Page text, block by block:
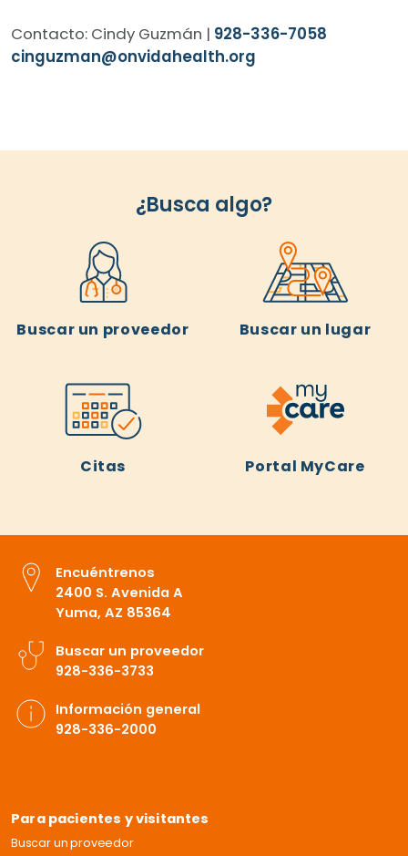
Contacto: Cindy Guzmán | 928-336-7058
cinguzman@onvidahealth.org
¿Busca algo?
Buscar un proveedor Buscar un lugar
Citas Portal MyCare
Encuéntrenos
2400 S. Avenida A
Yuma, AZ 85364
Buscar un proveedor
928-336-3733
Información general
928-336-2000
Para pacientes y visitantes
Buscar un proveedor